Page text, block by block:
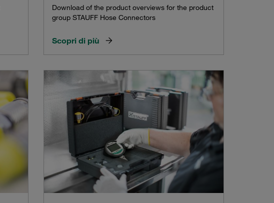
Download of the product overviews for the product
group STAUFF Hose Connectors
Scopri di più